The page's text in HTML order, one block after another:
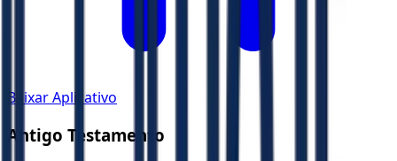
Baixar Aplicativo
Antigo Testamento